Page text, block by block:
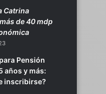
Catrina
de 40 mdp
Pensión
años y más:
inscribirse?